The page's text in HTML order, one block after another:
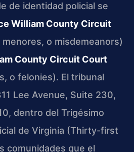
de identidad policial se
William County Circuit
o misdemeanors)
County Circuit Court
o felonies). El tribunal
Lee Avenue, Suite 230,
dentro del Trigésimo
de Virginia (Thirty-first
comunidades que el